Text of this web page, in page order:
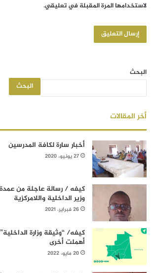
لاستخدامها المرة المقبلة في تعليقي.
البحث
البحث
أخر المقالات
أخبار سارة لكافة المدرسين
27 يونيو، 2020
كيفه / رسالة عاجلة من
وزير الداخلية واللامركزية
26 فبراير، 2021
كيفه/ “وثيقة وزارة
أهملت أخرى
20 مايو، 2022